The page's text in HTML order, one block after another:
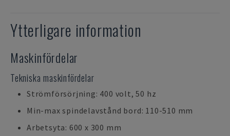
Ytterligare information
Maskinfördelar
Tekniska maskinfördelar
Strömförsörjning: 400 volt, 50 hz
Min-max spindelavstånd bord: 110-510 mm
Arbetsyta: 600 x 300 mm